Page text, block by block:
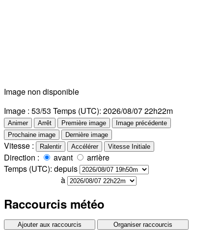
Image non disponible
Image : 53/53 Temps (UTC): 2026/08/07 22h22m
Animer Arrêt Première image
Image précédente
Prochaine image
Dernière image
Vitesse : Ralentir Accélérer Vitesse Initiale
Direction : avant
arrière
Temps (UTC): depuis
à
Raccourcis météo
Ajouter aux raccourcis Organiser raccourcis